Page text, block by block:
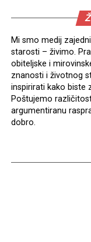
Mi smo medij
starosti – živimo.
obiteljske i
znanosti i životnog
inspirirati kako biste
Poštujemo
argumentiranu
dobro.